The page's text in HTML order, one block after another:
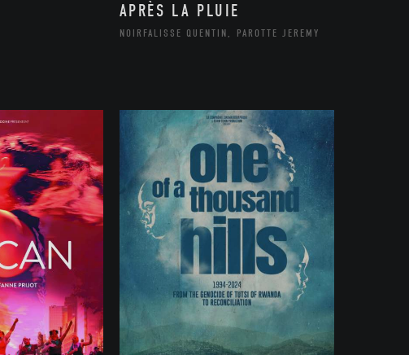
APRÈS LA PLUIE
NOIRFALISSE QUENTIN, PAROTTE JEREMY